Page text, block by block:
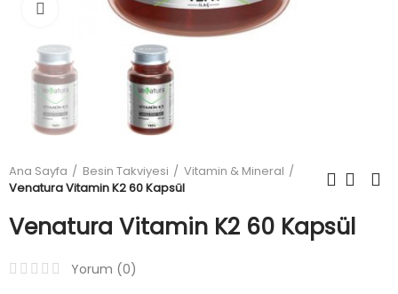
Ana Sayfa Besin Takviyesi
Vitamin & Mineral
Venatura Vitamin K2 60 Kapsül
Venatura Vitamin K2 60 Kapsül
Yorum (0)